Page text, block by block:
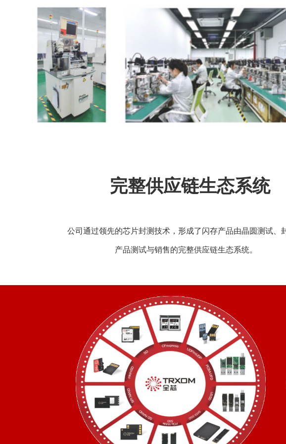
完整供应链生态系统
公司通过领先的芯片封测技术，形成了闪存产品由晶圆测试、
产品测试与销售的完整供应链生态系统。